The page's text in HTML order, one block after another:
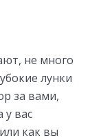
не много
лунки
за вами,
у вас
как вы